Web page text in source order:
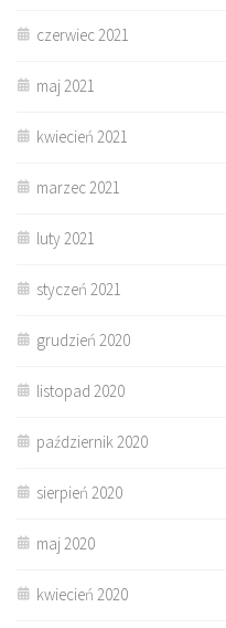
czerwiec 2021
maj 2021
kwiecień 2021
marzec 2021
luty 2021
styczeń 2021
grudzień 2020
listopad 2020
październik 2020
sierpień 2020
maj 2020
kwiecień 2020